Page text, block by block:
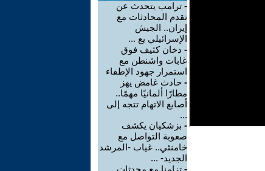
- ترامب يتحدث عن
تقدم المحادثات مع
إيران.. الجيش
الإسرائيلي يع ...
- دخان كثيف فوق
غابات واشنطن مع
استمرار جهود الإطفاء
- حادث غامض يهز
مطارًا ألمانيًا مهمًا..
أصابع الاتهام تتجه إلى
...
- بزشكيان يكشف
صعوبة التواصل مع
خامنئي.. غياب -المرشد
الجديد- ...
- تزامنا مع محدثات